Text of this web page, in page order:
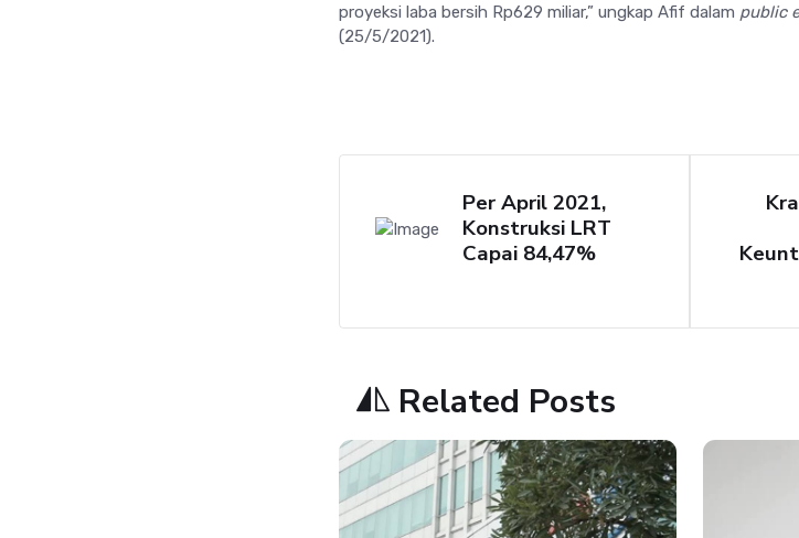
proyeksi laba bersih Rp629 miliar,” ungkap Afif dalam public
(25/5/2021).
Per April 2021,
Konstruksi LRT
Capai 84,47%
Related Posts